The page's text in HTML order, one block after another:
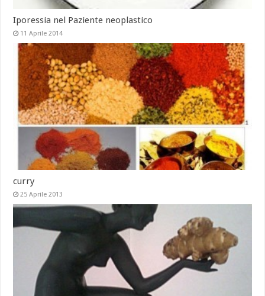
Iporessia nel Paziente neoplastico
11 Aprile 2014
curry
25 Aprile 2013